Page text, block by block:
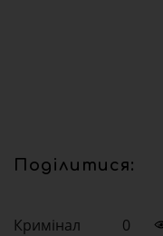
Поділитися:
Кримінал 0